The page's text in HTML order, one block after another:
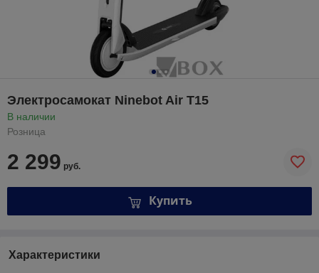
Электросамокат Ninebot Air T15
В наличии
Розница
2 299 руб.
Купить
Характеристики